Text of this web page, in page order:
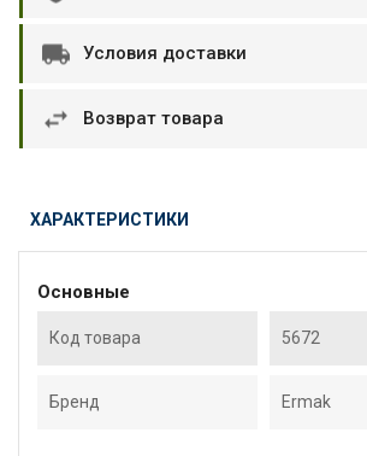
Условия доставки
Возврат товара
ХАРАКТЕРИСТИКИ
Основные
Код товара 5672
Бренд Ermak